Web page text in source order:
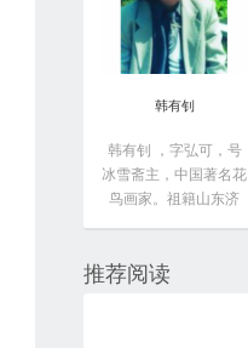
韩有钊
韩有钊 ，字弘可，号
冰雪斋主，中国著名花
鸟画家。祖籍山东济
推荐阅读